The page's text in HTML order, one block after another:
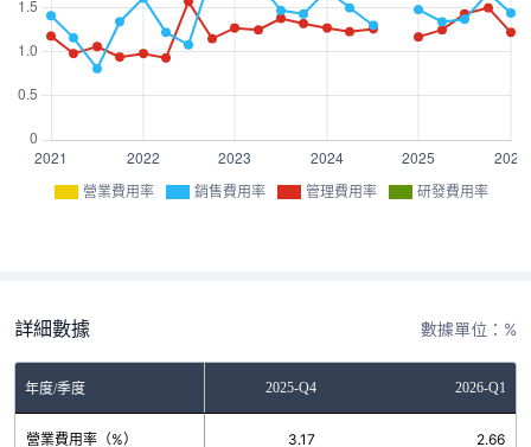
營業費用率 銷售費用率 管理費用率 研發費用率
詳細數據 數據單位：%
年度/季度2025-Q3 2025-Q4 2026-Q1
營業費用率（%）
2.79 3.17 2.66